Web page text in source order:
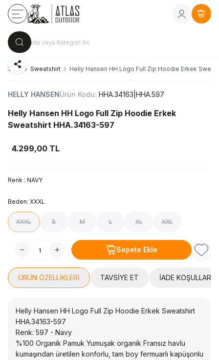
Kayıt Ol veya
Erkek Sweatshirt Helly Hansen HH Logo Full Zip Hoodie Erkek
Paylaş
HELLY HANSENÜrün Kodu: HHA.34163|HHA.597
Helly Hansen HH Logo Full Zip Hoodie Erkek
Sweatshirt HHA.34163-597
4.299,00 TL
Renk : NAVY
Beden: XXXL
XXXL S M L XL XXL
Sepete Ekle
ÜRÜN ÖZELLIKLERI TAVSIYE ET İADE KOŞULLARI
Helly Hansen HH Logo Full Zip Hoodie Erkek Sweatshirt
HHA.34163-597
Renk: 597 - Navy
%100 Organik Pamuk Yumuşak organik Fransız havlu
kumaşından üretilen konforlu, tam boy fermuarlı kapüşonlu